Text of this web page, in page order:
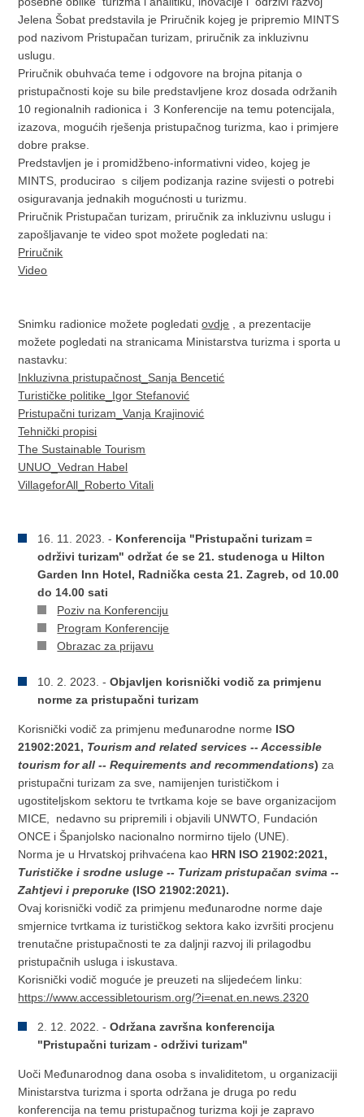
Jelena Šobat predstavila je Priručnik kojeg je pripremio MINTS
pod nazivom Pristupačan turizam, priručnik za inkluzivnu
uslugu.
Priručnik obuhvaća teme i odgovore na brojna pitanja o
pristupačnosti koje su bile predstavljene kroz dosada održanih
10 regionalnih radionica i 3 Konferencije na temu potencijala,
izazova, mogućih rješenja pristupačnog turizma, kao i primjere
dobre prakse.
Predstavljen je i promidžbeno-informativni video, kojeg je
MINTS, producirao s ciljem podizanja razine svijesti o potrebi
osiguravanja jednakih mogućnosti u turizmu.
Priručnik Pristupačan turizam, priručnik za inkluzivnu uslugu i
zapošljavanje te video spot možete pogledati na:
Priručnik
Video
Snimku radionice možete pogledatiovdje , a prezentacije
možete pogledati na stranicama Ministarstva turizma i sporta u
nastavku:
Inkluzivna pristupačnost_Sanja Bencetić
Turističke politike_Igor Stefanović
Pristupačni turizam_Vanja Krajinović
Tehnički propisi
The Sustainable Tourism
UNUO_Vedran Habel
VillageforAll_Roberto Vitali
16. 11. 2023. - Konferencija "Pristupačni turizam =
održivi turizam" održat će se 21. studenoga u Hilton
Garden Inn Hotel, Radnička cesta 21. Zagreb, od 10.00
do 14.00 sati
Poziv na Konferenciju
Program Konferencije
Obrazac za prijavu
10. 2. 2023. -Objavljen korisnički vodič za primjenu
norme za pristupačni turizam
Korisnički vodič za primjenu međunarodne norme ISO
21902:2021, Tourism and related services -- Accessible
tourism for all -- Requirements and recommendations) za
pristupačni turizam za sve, namijenjen turističkom i
ugostiteljskom sektoru te tvrtkama koje se bave organizacijom
MICE, nedavno su pripremili i objavili UNWTO, Fundación
ONCE i Španjolsko nacionalno normirno tijelo (UNE).
Norma je u Hrvatskoj prihvaćena kao HRN ISO 21902:2021,
Turističke i srodne usluge -- Turizam pristupačan svima --
Zahtjevi i preporuke(ISO 21902:2021).
Ovaj korisnički vodič za primjenu međunarodne norme daje
smjernice tvrtkama iz turističkog sektora kako izvršiti procjenu
trenutačne pristupačnosti te za daljnji razvoj ili prilagodbu
pristupačnih usluga i iskustava.
Korisnički vodič moguće je preuzeti na slijedećem linku:
https://www.accessibletourism.org/?i=enat.en.news.2320
2. 12. 2022. - Održana završna konferencija
"Pristupačni turizam - održivi turizam"
Uoči Međunarodnog dana osoba s invaliditetom, u organizaciji
Ministarstva turizma i sporta održana je druga po redu
konferencija na temu pristupačnog turizma koji je zapravo